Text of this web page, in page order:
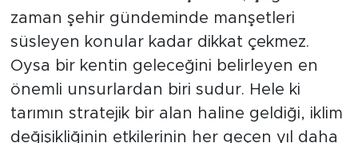
Sulama sezonunun başlaması, çoğu
zaman şehir gündeminde manşetleri
süsleyen konular kadar dikkat çekmez.
Oysa bir kentin geleceğini belirleyen en
önemli unsurlardan biri sudur. Hele ki
tarımın stratejik bir alan haline geldiği, iklim